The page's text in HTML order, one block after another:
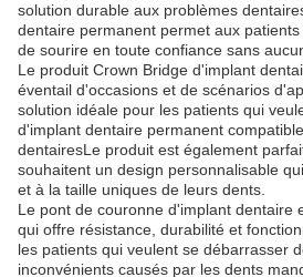
solution durable aux problèmes
dentaire permanent permet aux
de sourire en toute confiance sans
Le produit Crown Bridge d'implant
éventail d'occasions et de scénarios
solution idéale pour les patients qui
d'implant dentaire permanent
dentairesLe produit est également
souhaitent un design personnalisable
et à la taille uniques de leurs dents.
Le pont de couronne d'implant dentaire
qui offre résistance, durabilité et
les patients qui veulent se débarrasser
inconvénients causés par les dents